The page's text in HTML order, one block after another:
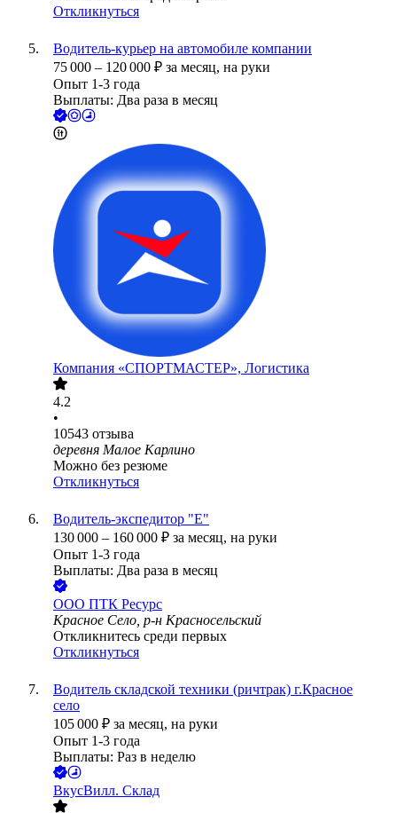
Откликнуться
Водитель-курьер на автомобиле компании
75 000 – 120 000 ₽ за месяц, на руки
Опыт 1-3 года
Выплаты: Два раза в месяц
Компания «СПОРТМАСТЕР», Логистика
4.2
•
10543 отзыва
деревня Малое Карлино
Можно без резюме
Откликнуться
Водитель-экспедитор "Е"
130 000 – 160 000 ₽ за месяц, на руки
Опыт 1-3 года
Выплаты: Два раза в месяц
ООО ПТК Ресурс
Красное Село, р-н Красносельский
Откликнитесь среди первых
Откликнуться
Водитель складской техники (ричтрак) г.Красное
село
105 000 ₽ за месяц, на руки
Опыт 1-3 года
Выплаты: Раз в неделю
ВкусВилл. Склад